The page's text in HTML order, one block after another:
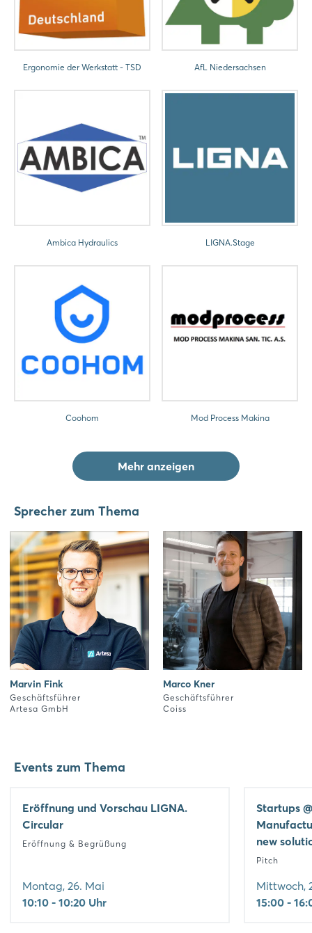
Ergonomie der Werkstatt - TSD AfL Niedersachsen
Ambica Hydraulics LIGNA.Stage
Coohom Mod Process Makina
Mehr anzeigen
Sprecher zum Thema
Marvin Fink
Geschäftsführer
Artesa GmbH
Marco Kner
Geschäftsführer
Coiss
Events zum Thema
Eröffnung und Vorschau LIGNA.
Circular
Eröffnung & Begrüßung
Montag, 26. Mai
10:10 - 10:20 Uhr
Startups
new
Pitch
Mittwoch,
15:00 -
Noch nicht angemeldet?
Jetzt registrieren